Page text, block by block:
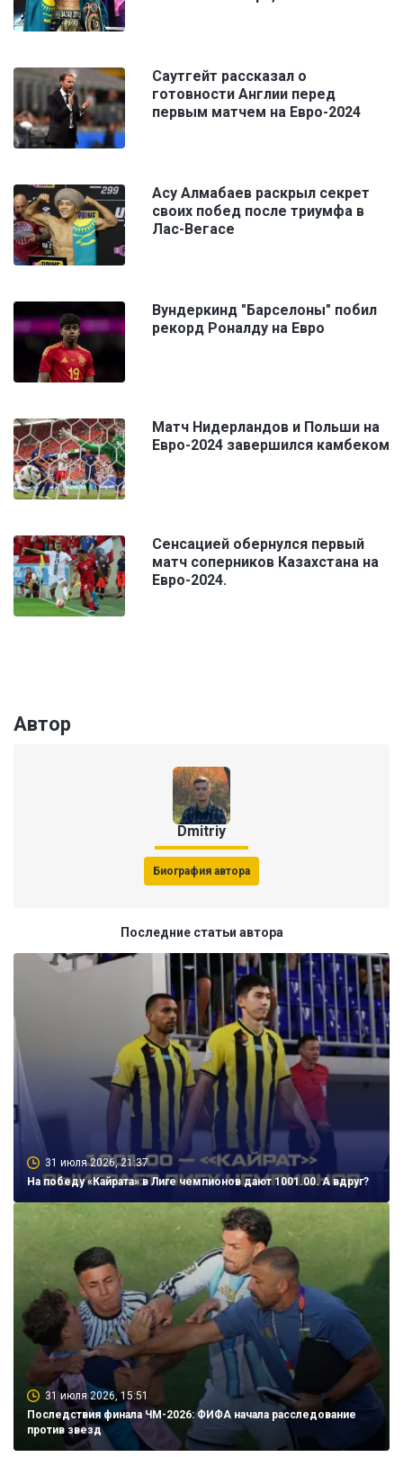
Саутгейт рассказал о
готовности Англии перед
первым матчем на Евро-2024
Асу Алмабаев раскрыл секрет
своих побед после триумфа в
Лас-Вегасе
Вундеркинд "Барселоны" побил
рекорд Роналду на Евро
Матч Нидерландов и Польши на
Евро-2024 завершился камбеком
Сенсацией обернулся первый
матч соперников Казахстана на
Евро-2024.
Автор
Dmitriy
Биография автора
Последние статьи автора
31 июля 2026, 21:37
На победу «Кайрата» в Лиге чемпионов дают 1001.00. А вдруг?
31 июля 2026, 15:51
Последствия финала ЧМ-2026: ФИФА начала расследование
против звезд